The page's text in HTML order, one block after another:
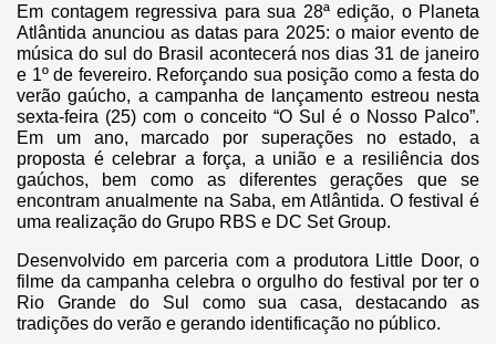
Em contagem regressiva para sua 28ª edição, o Planeta
Atlântida anunciou as datas para 2025: o maior evento de
música do sul do Brasil acontecerá nos dias 31 de janeiro
e 1º de fevereiro. Reforçando sua posição como a festa do
verão gaúcho, a campanha de lançamento estreou nesta
sexta-feira (25) com o conceito “O Sul é o Nosso Palco”.
Em um ano, marcado por superações no estado, a
proposta é celebrar a força, a união e a resiliência dos
gaúchos, bem como as diferentes gerações que se
encontram anualmente na Saba, em Atlântida. O festival é
uma realização do Grupo RBS e DC Set Group.
Desenvolvido em parceria com a produtora Little Door, o
filme da campanha celebra o orgulho do festival por ter o
Rio Grande do Sul como sua casa, destacando as
tradições do verão e gerando identificação no público.